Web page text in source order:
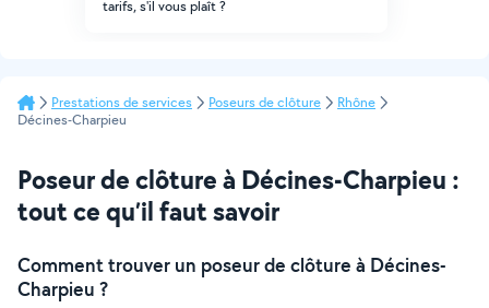
tarifs, s'il vous plaît ?
Prestations de services Poseurs de clôture
Rhône
Décines-Charpieu
Poseur de clôture à Décines-Charpieu :
tout ce qu’il faut savoir
Comment trouver un poseur de clôture à Décines-
Charpieu ?